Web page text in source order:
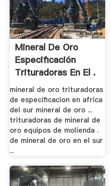
Mineral De Oro
Especificación
Trituradoras En El .
mineral de oro trituradoras
de especificacion en africa
del sur mineral de oro ...
trituradoras de mineral de
oro equipos de molienda .
de mineral de oro en el sur
...